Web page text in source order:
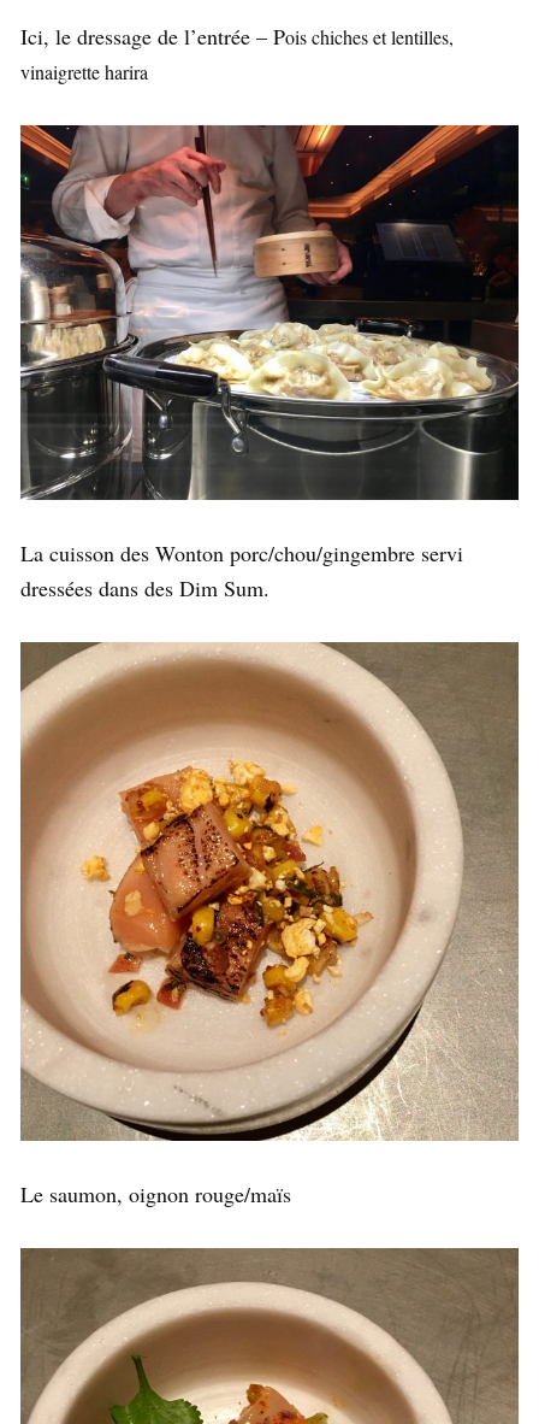
Ici, le dressage de l’entrée – Pois chiches et lentilles,
vinaigrette harira
La cuisson des Wonton porc/chou/gingembre servi
dressées dans des Dim Sum.
Le saumon, oignon rouge/maïs